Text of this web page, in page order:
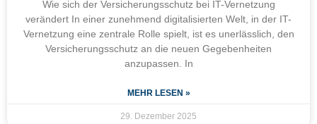
Wie sich der Versicherungsschutz bei IT-Vernetzung
verändert In einer zunehmend digitalisierten Welt, in der IT-
Vernetzung eine zentrale Rolle spielt, ist es unerlässlich, den
Versicherungsschutz an die neuen Gegebenheiten
anzupassen. In
MEHR LESEN »
29. Dezember 2025